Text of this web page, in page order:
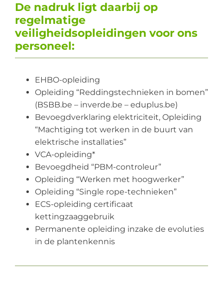
De nadruk ligt daarbij op
regelmatige
veiligheidsopleidingen voor ons
personeel:
EHBO-opleiding
Opleiding “Reddingstechnieken in bomen”
(BSBB.be – inverde.be – eduplus.be)
Bevoegdverklaring elektriciteit, Opleiding
“Machtiging tot werken in de buurt van
elektrische installaties”
VCA-opleiding*
Bevoegdheid “PBM-controleur”
Opleiding “Werken met hoogwerker”
Opleiding “Single rope-technieken”
ECS-opleiding certificaat
kettingzaaggebruik
Permanente opleiding inzake de evoluties
in de plantenkennis